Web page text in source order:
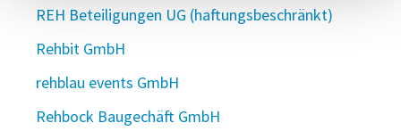
REH Beteiligungen UG (haftungsbeschränkt)
Rehbit GmbH
rehblau events GmbH
Rehbock Baugechäft GmbH